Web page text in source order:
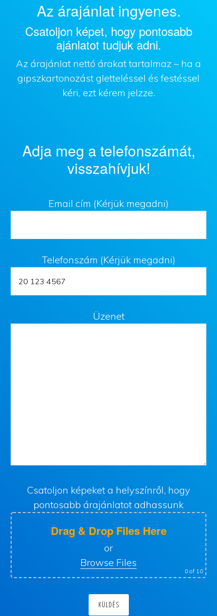
Az árajánlat ingyenes.
Csatoljon képet, hogy pontosabb
ajánlatot tudjuk adni.
Az árajánlat nettó árakat tartalmaz – ha a
gipszkartonozást gletteléssel és festéssel
kéri, ezt kérem jelzze.
Adja meg a telefonszámát,
visszahívjuk!
Email cím (Kérjük megadni)
Telefonszám (Kérjük megadni)
Üzenet
Csatoljon képeket a helyszínről, hogy
pontosabb árajánlatot adhassunk
Drag & Drop Files Here
or
Browse Files
0of 10